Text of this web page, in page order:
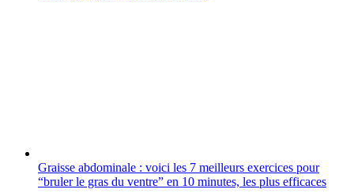
Graisse abdominale : voici les 7 meilleurs exercices pour
“bruler le gras du ventre” en 10 minutes, les plus efficaces